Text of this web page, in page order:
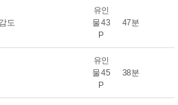
도
유인
물 43
P
47분
유인
물 45
P
38분